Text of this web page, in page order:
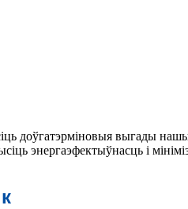
доўгатэрміновыя выгады
энергаэфектыўнасць і